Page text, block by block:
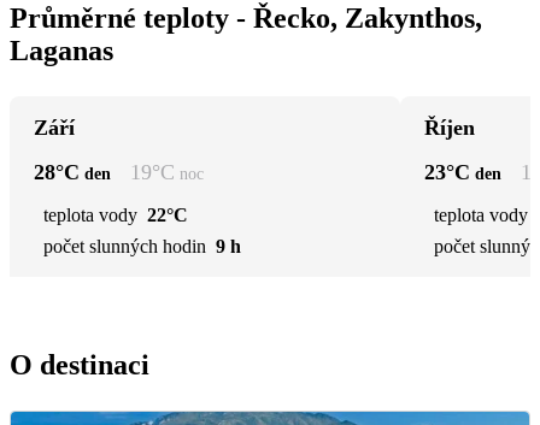
Průměrné teploty - Řecko, Zakynthos,
Laganas
Září
28°C den 19°C noc
teplota vody 22°C
počet slunných hodin 9 h
Říjen
23°C den
teplota vody
počet
O destinaci